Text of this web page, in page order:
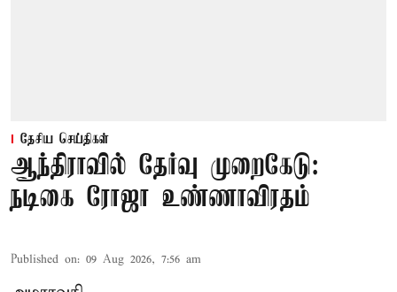
தேசிய செய்திகள்
ஆந்திராவில் தேர்வு முறைகேடு:
நடிகை ரோஜா உண்ணாவிரதம்
Published on: 09 Aug 2026, 7:56 am